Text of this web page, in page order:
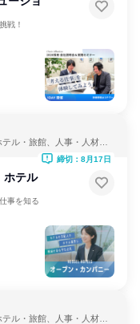
戦！
ル・旅館、人事・人材サ
ホテル
事を知る
締切：8月17日
ル・旅館、人事・人材サ